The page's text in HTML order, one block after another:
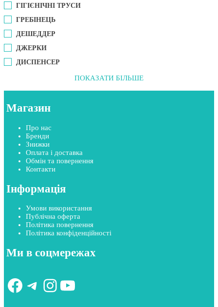
ГІГІЄНІЧНІ ТРУСИ
ГРЕБІНЕЦЬ
ДЕШЕДДЕР
ДЖЕРКИ
ДИСПЕНСЕР
ПОКАЗАТИ БІЛЬШЕ
Магазин
Про нас
Бренди
Знижки
Оплата і доставка
Обмін та повернення
Контакти
Інформація
Умови використання
Публічна оферта
Політика повернення
Політика конфіденційності
Ми в соцмережах
Facebook
Telegram
Instagram
YouTube